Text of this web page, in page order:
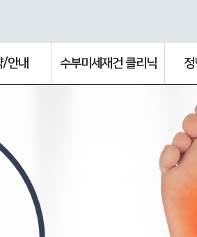
/안내 수부미세재건 클리닉